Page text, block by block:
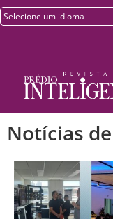
Notícias